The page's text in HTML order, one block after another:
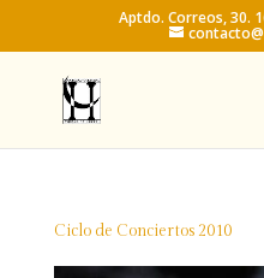
Aptdo. Correos, 30.
Ciclo de Conciertos 2010